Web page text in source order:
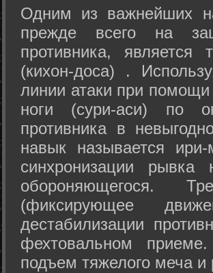
Одним из важнейших
прежде всего на
противника, является
(кихон-доса) .
линии атаки при
ноги (сури-аси) по
противника в
навык называется
синхронизации
обороняющегося.
(фиксирующее
дестабилизации
фехтовальном
подъем тяжелого меча